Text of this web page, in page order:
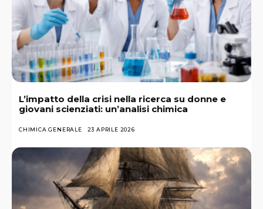
L’impatto della crisi nella ricerca su donne e
giovani scienziati: un’analisi chimica
CHIMICA GENERALE 23 APRILE 2026